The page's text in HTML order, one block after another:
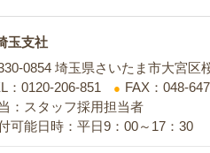
玉支社
0854 埼玉県さいたま市大宮区
：0120-206-851
FAX：048-
：スタッフ採用担当者
可能日時：平日9：00～17：30